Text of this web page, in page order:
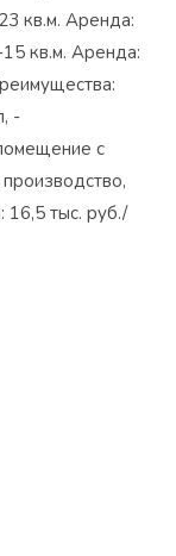
кв.м. Аренда:
кв.м. Аренда:
-
с
16,5 тыс. руб./